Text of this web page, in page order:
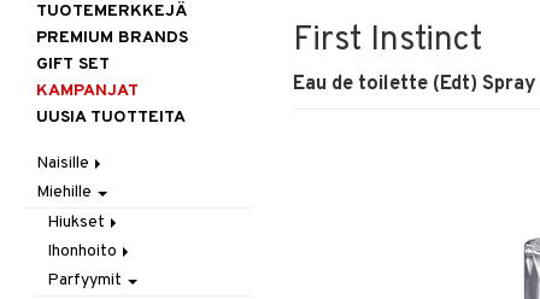
First Instinct
Eau de toilette (Edt) Spray
TUOTEMERKKEJÄ
PREMIUM BRANDS
GIFT SET
KAMPANJAT
UUSIA TUOTTEITA
Naisille
Hiukset
Gift Set
Harjat / Kammat
Hiuskuurit
Ihonhoito
Aurinkotuotteet
Erikoistuotteet
Korut
Kaulakorut
Kosmetiikka
Miehille
Hiukset
Hiustenlähtö
Hiusväri
Ihonhoito
Aurinkotuotteet
Parfyymit